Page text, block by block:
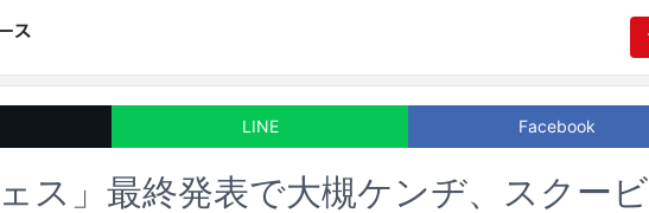
LINE Facebook
ェス」最終発表で大槻ケンヂ、スクービ